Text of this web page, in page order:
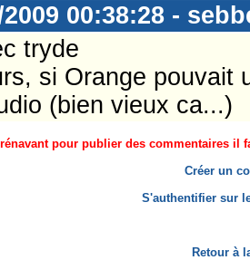
2009 00:38:28 -
tryde
si Orange pouvait
(bien vieux ca...)
pour publier des commentaires il
Créer un
S'authentifier sur
Retour à